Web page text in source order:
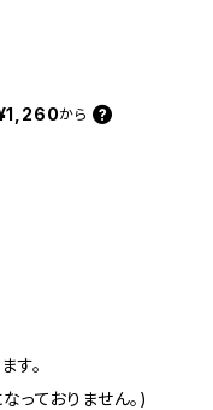
から
す。
っておりません。)